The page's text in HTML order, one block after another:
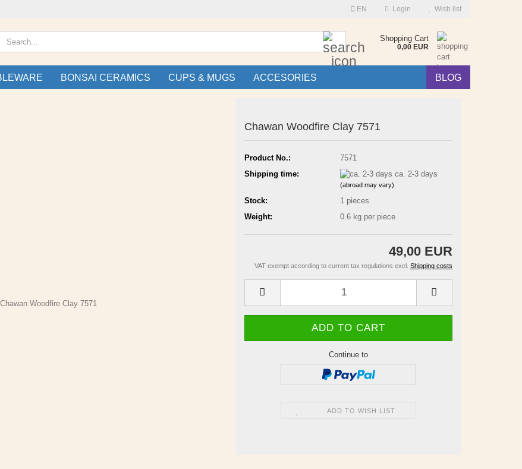
EN Login Wish list
Shopping Cart
0,00 EUR
BONSAI CERAMICS CUPS & MUGS ACCESORIES BLOG
Chawan Woodfire Clay 7571
Product No.:
7571
Shipping time:
ca. 2-3 days
(abroad may vary)
Stock: 1 pieces
Weight:
0.6kg per piece
49,00 EUR
VAT exempt according to current tax regulations excl. Shipping costs
Continue to
ADD TO WISH LIST